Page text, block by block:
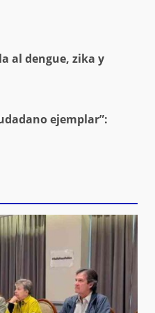
al dengue, zika y
ejemplar”: